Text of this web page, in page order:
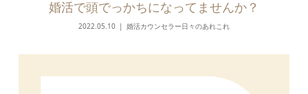
婚活で頭でっかちになってませんか？
2022.05.10 婚活カウンセラー日々のあれこれ